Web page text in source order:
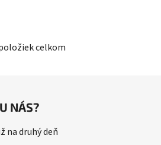
O
d
c
celkom
NÁS?
na druhý deň